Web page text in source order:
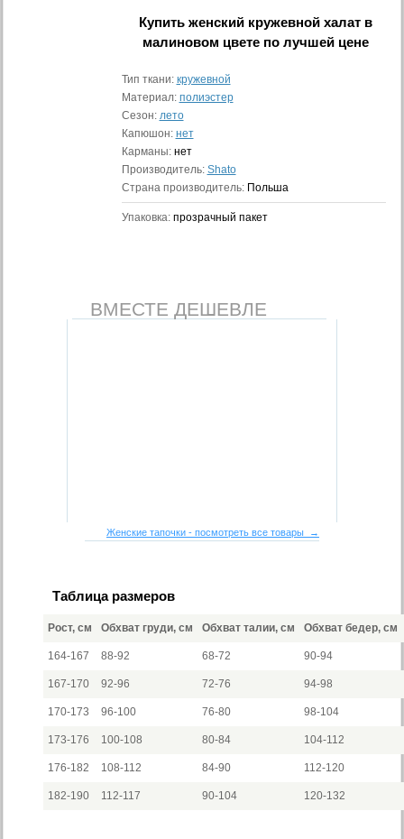
Купитьженский кружевной халат в
малиновом цвете по лучшей цене
Тип ткани: кружевной
Материал: полиэстер
Сезон: лето
Капюшон: нет
Карманы: нет
Производитель: Shato
Страна производитель: Польша
Упаковка: прозрачный пакет
ВМЕСТЕ ДЕШЕВЛЕ
Женские тапочки - посмотреть все товары →
Таблица размеров
Рост, см Обхват груди, см Обхват талии, см Обхват бедер, см
164-167 88-92 68-72 90-94
167-170 92-96 72-76 94-98
170-173 96-100 76-80 98-104
173-176 100-108 80-84 104-112
176-182 108-112 84-90 112-120
182-190 112-117 90-104 120-132